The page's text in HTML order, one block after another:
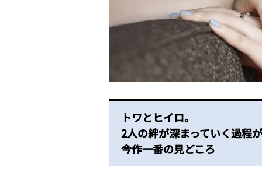
トワとヒイロ。
2人の絆が深まっていく過程が
今作一番の見どころ